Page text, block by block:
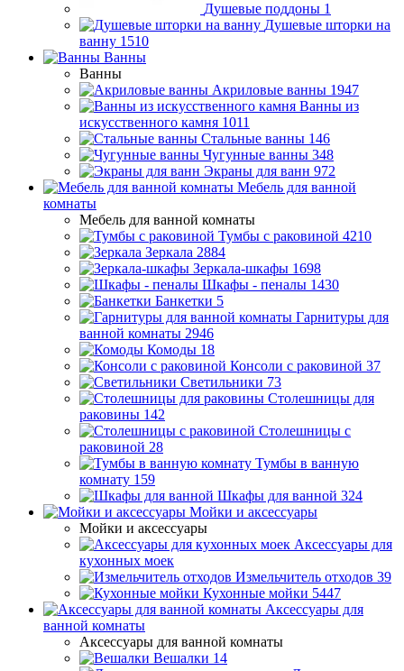
Душевые поддоны 1
Душевые шторки на
ванну 1510
Ванны
Ванны
Акриловые ванны 1947
Ванны из
искусственного камня 1011
Стальные ванны 146
Чугунные ванны 348
Экраны для ванн 972
Мебель для ванной
комнаты
Мебель для ванной комнаты
Тумбы с раковиной 4210
Зеркала 2884
Зеркала-шкафы 1698
Шкафы - пеналы 1430
Банкетки 5
Гарнитуры для
ванной комнаты 2946
Комоды 18
Консоли с раковиной 37
Светильники 73
Столешницы для
раковины 142
Столешницы с
раковиной 28
Тумбы в ванную
комнату 159
Шкафы для ванной 324
Мойки и аксессуары
Мойки и аксессуары
Аксессуары для
кухонных моек
Измельчитель отходов 39
Кухонные мойки 5447
Аксессуары для
ванной комнаты
Аксессуары для ванной комнаты
Вешалки 14